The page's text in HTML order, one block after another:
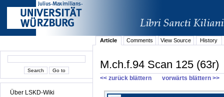
Über LSKD-Wiki
Article Comments View Source History
M.ch.f.94 Scan 125 (63r)
<< zurück blättern vorwärts blättern >>